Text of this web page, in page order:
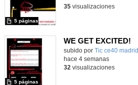
5 páginas
35visualizaciones
WE GET EXCITED!
subido por Tic ce40 madrid
5 páginas
hace 4 semanas
32 visualizaciones